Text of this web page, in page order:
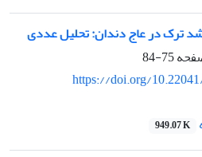
ترک در عاج دندان: تحلیل عددی
75-84
https://doi.org/
949.07 K